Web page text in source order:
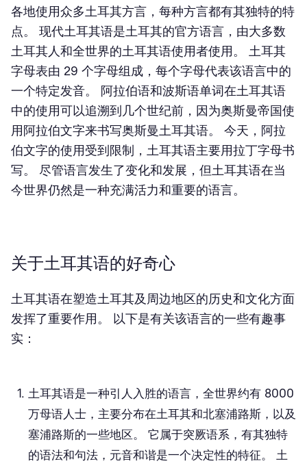
各地使用众多土耳其方言，每种方言都有其独特的特
点。 现代土耳其语是土耳其的官方语言，由大多数
土耳其人和全世界的土耳其语使用者使用。 土耳其
字母表由 29 个字母组成，每个字母代表该语言中的
一个特定发音。 阿拉伯语和波斯语单词在土耳其语
中的使用可以追溯到几个世纪前，因为奥斯曼帝国使
用阿拉伯文字来书写奥斯曼土耳其语。 今天，阿拉
伯文字的使用受到限制，土耳其语主要用拉丁字母书
写。 尽管语言发生了变化和发展，但土耳其语在当
今世界仍然是一种充满活力和重要的语言。
关于土耳其语的好奇心
土耳其语在塑造土耳其及周边地区的历史和文化方面
发挥了重要作用。 以下是有关该语言的一些有趣事
实：
土耳其语是一种引人入胜的语言，全世界约有 8000
万母语人士，主要分布在土耳其和北塞浦路斯，以及
塞浦路斯的一些地区。 它属于突厥语系，有其独特
的语法和句法，元音和谐是一个决定性的特征。 土